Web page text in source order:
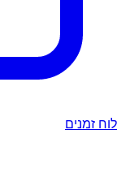
לוח זמנים